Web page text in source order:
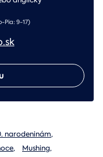
Pia: 9-17)
narodeninám,
, Mushing,